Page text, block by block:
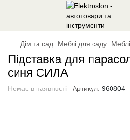
Дім та сад Меблі для саду
Підставка для
синя СИЛА
Немає в наявності Артикул: 960804